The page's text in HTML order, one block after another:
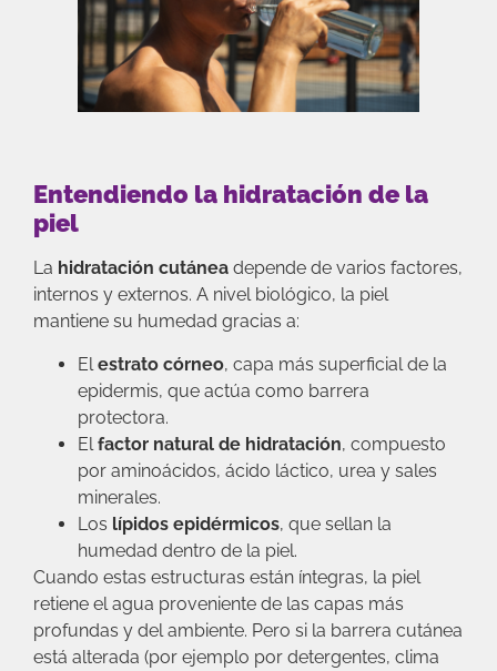
Entendiendo la hidratación de la
piel
La hidratación cutánea depende de varios factores,
internos y externos. A nivel biológico, la piel
mantiene su humedad gracias a:
El estrato córneo, capa más superficial de la
epidermis, que actúa como barrera
protectora.
El factor natural de hidratación, compuesto
por aminoácidos, ácido láctico, urea y sales
minerales.
Los lípidos epidérmicos, que sellan la
humedad dentro de la piel.
Cuando estas estructuras están íntegras, la piel
retiene el agua proveniente de las capas más
profundas y del ambiente. Pero si la barrera cutánea
está alterada (por ejemplo por detergentes, clima